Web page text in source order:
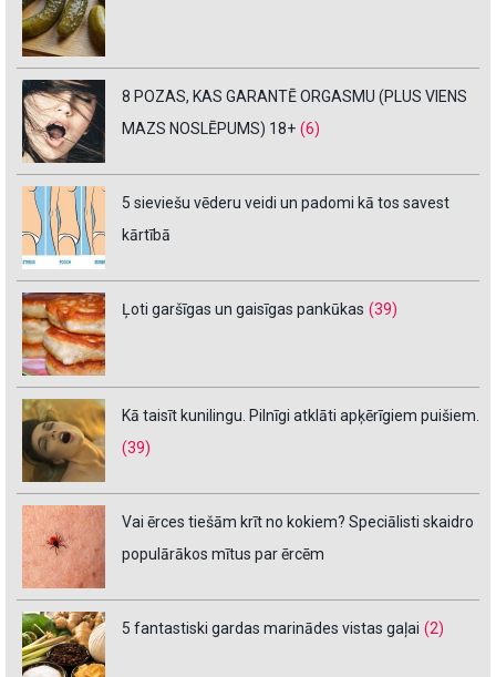
8 POZAS, KAS GARANTĒ ORGASMU (PLUS VIENS
MAZS NOSLĒPUMS) 18+ (6)
5 sieviešu vēderu veidi un padomi kā tos savest
kārtībā
Ļoti garšīgas un gaisīgas pankūkas (39)
Kā taisīt kunilingu. Pilnīgi atklāti apķērīgiem puišiem.
(39)
Vai ērces tiešām krīt no kokiem? Speciālisti skaidro
populārākos mītus par ērcēm
5 fantastiski gardas marinādes vistas gaļai (2)